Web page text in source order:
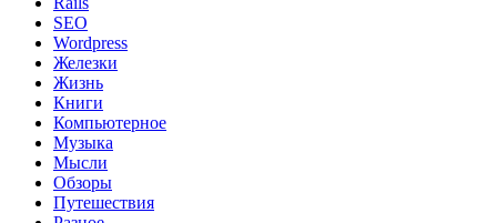
SEO
Wordpress
Железки
Жизнь
Книги
Компьютерное
Музыка
Мысли
Обзоры
Путешествия